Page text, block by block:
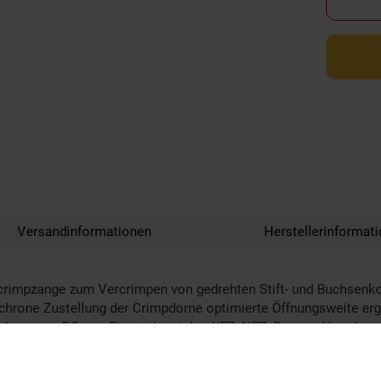
Versandinformationen
zum Vercrimpen von gedrehten Stift- und
Zustellung der Crimpdorne optimierte Öffnungsweite
5,5 mm Einsatzbereiche: KFZ, NFZ, Bau- und